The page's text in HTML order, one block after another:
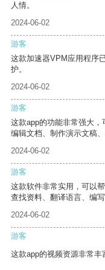
人情。
2024-06-02
游客
这款加速器VPM应用程序
护。
2024-06-02
游客
这款app的功能非常强大
编辑文档、制作演示文稿
2024-06-02
游客
这款软件非常实用，可以
查找资料、翻译语言、编写
2024-06-02
游客
这款app的视频资源非常丰